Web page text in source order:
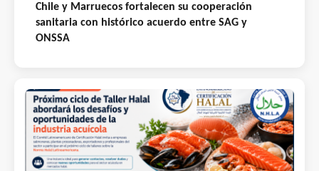
Chile y Marruecos fortalecen su cooperación
sanitaria con histórico acuerdo entre SAG y
ONSSA